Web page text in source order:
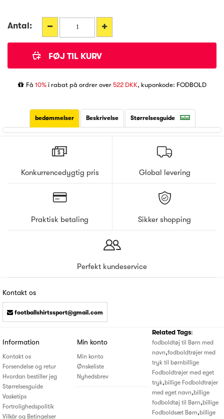
Antal:
Få 10%i rabat på ordrer over 522 DKK, kuponkode: FODBOLD
bedømmelser Beskrivelse Størrelsesguide
Konkurrencedygtig pris Global levering
Praktisk betaling Sikker shopping
Perfekt kundeservice
Kontakt os
footballshirtssport@gmail.com
Information
Kontakt os
Forsendelse og retur
Hvordan bestiller jeg
Størrelsesguide
Vasketips
Fortrolighedspolitik
Vilkår og Betingelser
Min konto
Min konto
Ønskeliste
Nyhedsbrev
Related Tags:
fodboldtøj til Børn med
navn,fodboldtrøjer med
tryk til børnbillige
Fodboldtrøjer med eget
tryk,billige Fodboldtrøjer
med eget navn,billige
fodboldtøj til Børn,billige
Fodboldsæt Børn,billige